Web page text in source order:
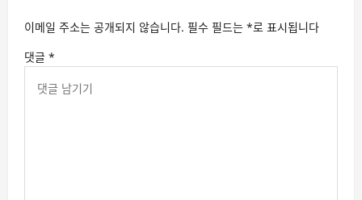
이메일 주소는 공개되지 않습니다. 필수 필드는 *로 표시됩니다
댓글 *